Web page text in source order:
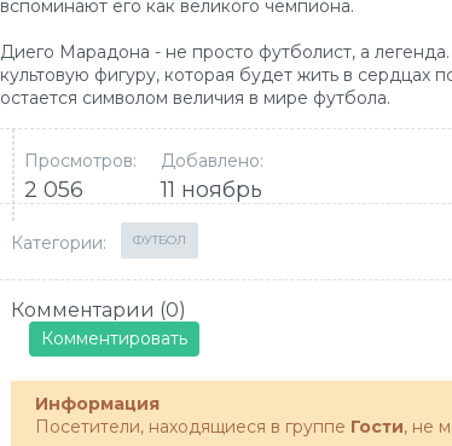
вспоминают его как великого чемпиона.
Диего Марадона - не просто футболист, а
культовую фигуру, которая будет жить в
остается символом величия в мире футбола.
Просмотров:
2 056
Добавлено:
11 ноябрь
Категории: ФУТБОЛ
Комментарии (0)
Комментировать
Информация
Посетители, находящиеся в группе Гости, не